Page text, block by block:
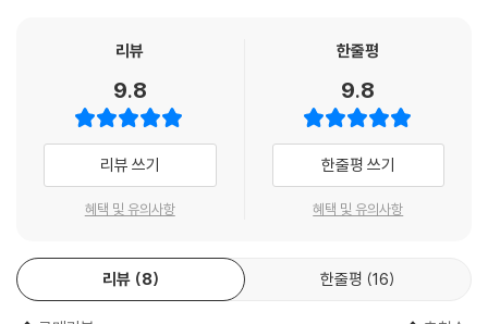
리뷰
9.8
리뷰 쓰기
혜택 및 유의사항
한줄평
9.8
한줄평 쓰기
혜택 및 유의사항
리뷰 8 한줄평 16